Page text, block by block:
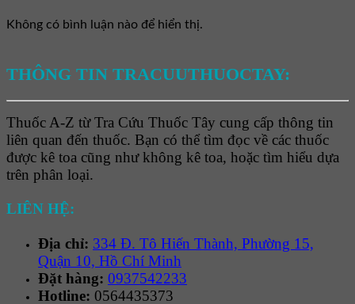
Không có bình luận nào để hiển thị.
THÔNG TIN TRACUUTHUOCTAY:
Thuốc A-Z từ Tra Cứu Thuốc Tây cung cấp thông tin
liên quan đến thuốc. Bạn có thể tìm đọc về các thuốc
được kê toa cũng như không kê toa, hoặc tìm hiểu dựa
trên phân loại.
LIÊN HỆ:
Địa chỉ: 334 Đ. Tô Hiến Thành, Phường 15,
Quận 10, Hồ Chí Minh
Đặt hàng: 0937542233
Hotline: 0564435373